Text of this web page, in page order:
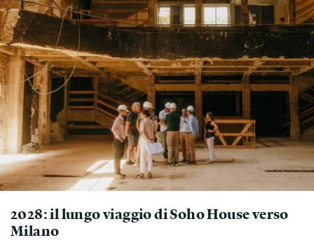
2028: il lungo viaggio di Soho House verso
Milano